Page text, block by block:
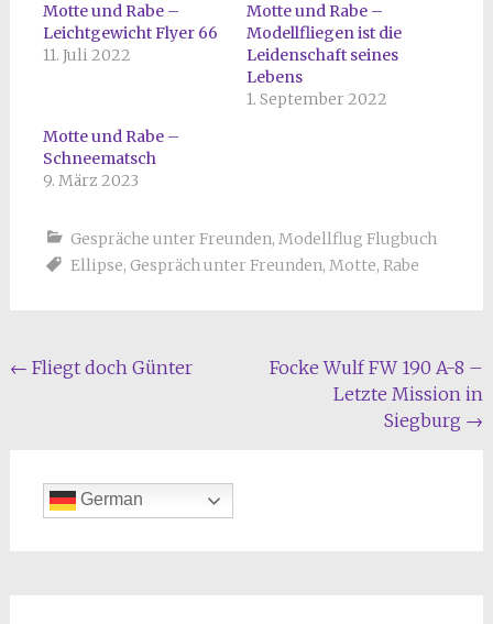
Motte und Rabe –
Leichtgewicht Flyer 66
11. Juli 2022
Motte und Rabe –
Modellfliegen ist die
Leidenschaft seines
Lebens
1. September 2022
Motte und Rabe –
Schneematsch
9. März 2023
Gespräche unter Freunden, Modellflug Flugbuch
Ellipse, Gespräch unter Freunden, Motte, Rabe
Beitragsnavigation
← Fliegt doch Günter
Focke Wulf FW 190 A-8 –
Letzte Mission in
Siegburg →
German